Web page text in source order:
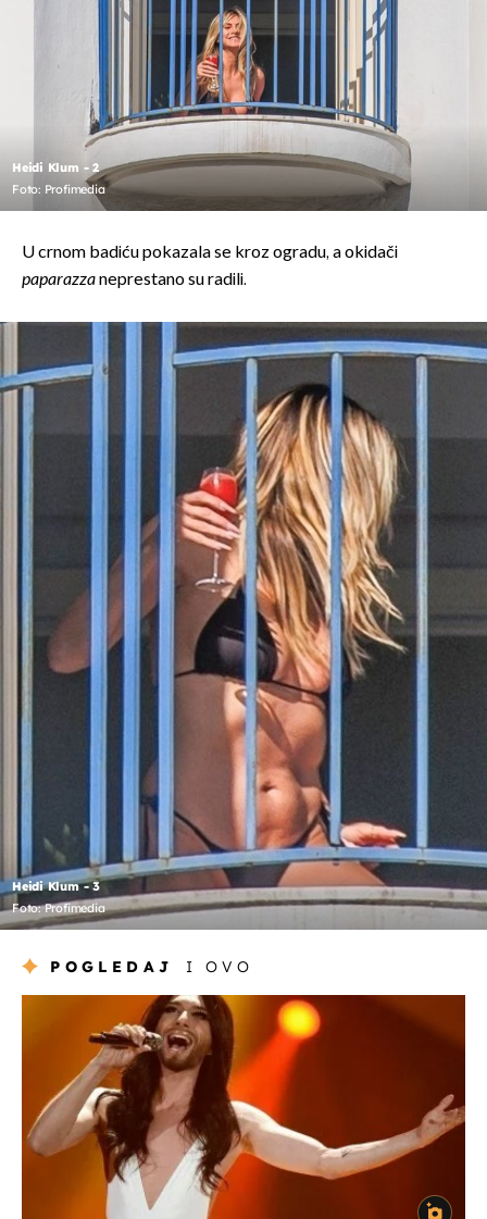
Heidi Klum - 2
Foto: Profimedia
U crnom badiću pokazala se kroz ogradu, a okidači
paparazzaneprestano su radili.
Heidi Klum - 3
Foto: Profimedia
POGLEDAJ I OVO